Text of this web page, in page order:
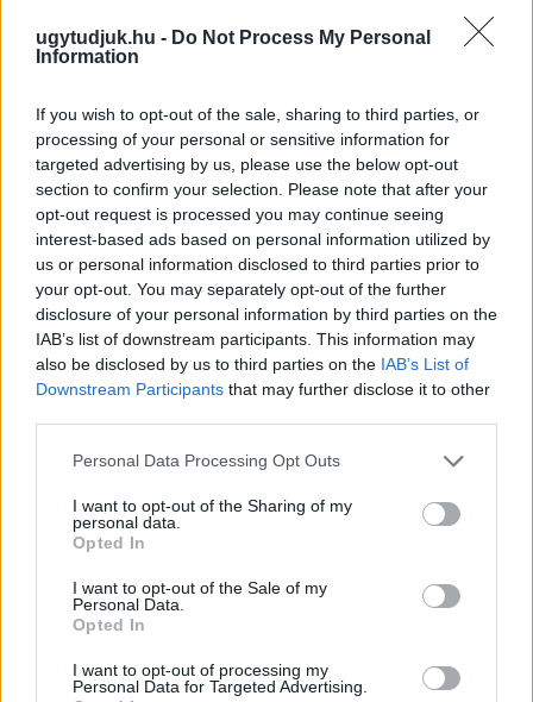
ugytudjuk.hu - Do Not Process My Personal
Information
If you wish to opt-out of the sale, sharing to third parties, or
processing of your personal or sensitive information for
targeted advertising by us, please use the below opt-out
section to confirm your selection. Please note that after your
opt-out request is processed you may continue seeing
interest-based ads based on personal information utilized by
us or personal information disclosed to third parties prior to
your opt-out. You may separately opt-out of the further
disclosure of your personal information by third parties on the
IAB’s list of downstream participants. This information may
also be disclosed by us to third parties on the IAB’s List of
Downstream Participants that may further disclose it to other
Please note that this website/app uses one or more Google
not limited to your visit or usage behaviour. You may click to
grant or deny consent to Google and its third-party tags to
use your data for below specified purposes in below Google
consent section.
Personal Data Processing Opt Outs
I want to opt-out of the Sharing of my
personal data.
Opted In
I want to opt-out of the Sale of my
Personal Data.
Opted In
I want to opt-out of processing my
Personal Data for Targeted Advertising.
PIKNIK ITALOK: ÍZEK ÉS ÉLMÉNYEK A SZABADBAN
Ahogy tavaszodik és a nap egyre tovább marad velünk, sokaknak
támad kedve kirándulni a természetbe.
Szólj hozzá!
ÖRÖMHÍR: TÍZ ÉVE NEM VOLT ILYEN ALACSONY AZ